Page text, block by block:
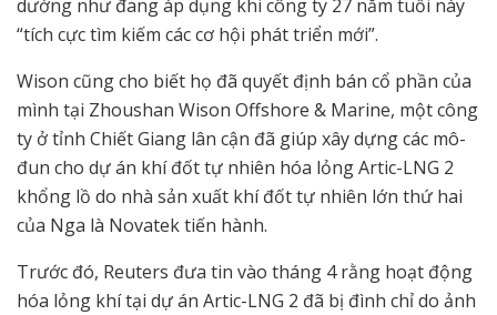
dường như đang áp dụng khi công ty 27 năm tuổi này
“tích cực tìm kiếm các cơ hội phát triển mới”.
Wison cũng cho biết họ đã quyết định bán cổ phần của
mình tại Zhoushan Wison Offshore & Marine, một công
ty ở tỉnh Chiết Giang lân cận đã giúp xây dựng các mô-
đun cho dự án khí đốt tự nhiên hóa lỏng Artic-LNG 2
khổng lồ do nhà sản xuất khí đốt tự nhiên lớn thứ hai
của Nga là Novatek tiến hành.
Trước đó, Reuters đưa tin vào tháng 4 rằng hoạt động
hóa lỏng khí tại dự án Artic-LNG 2 đã bị đình chỉ do ảnh